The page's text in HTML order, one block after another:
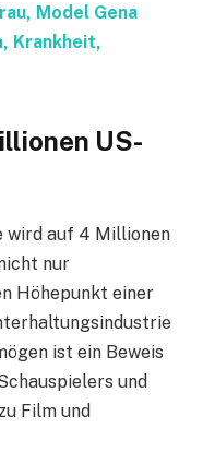
Model Gena
Krankheit,
US-
wird auf 4 Millionen
nur
Höhepunkt einer
ist ein Beweis
und
Film und